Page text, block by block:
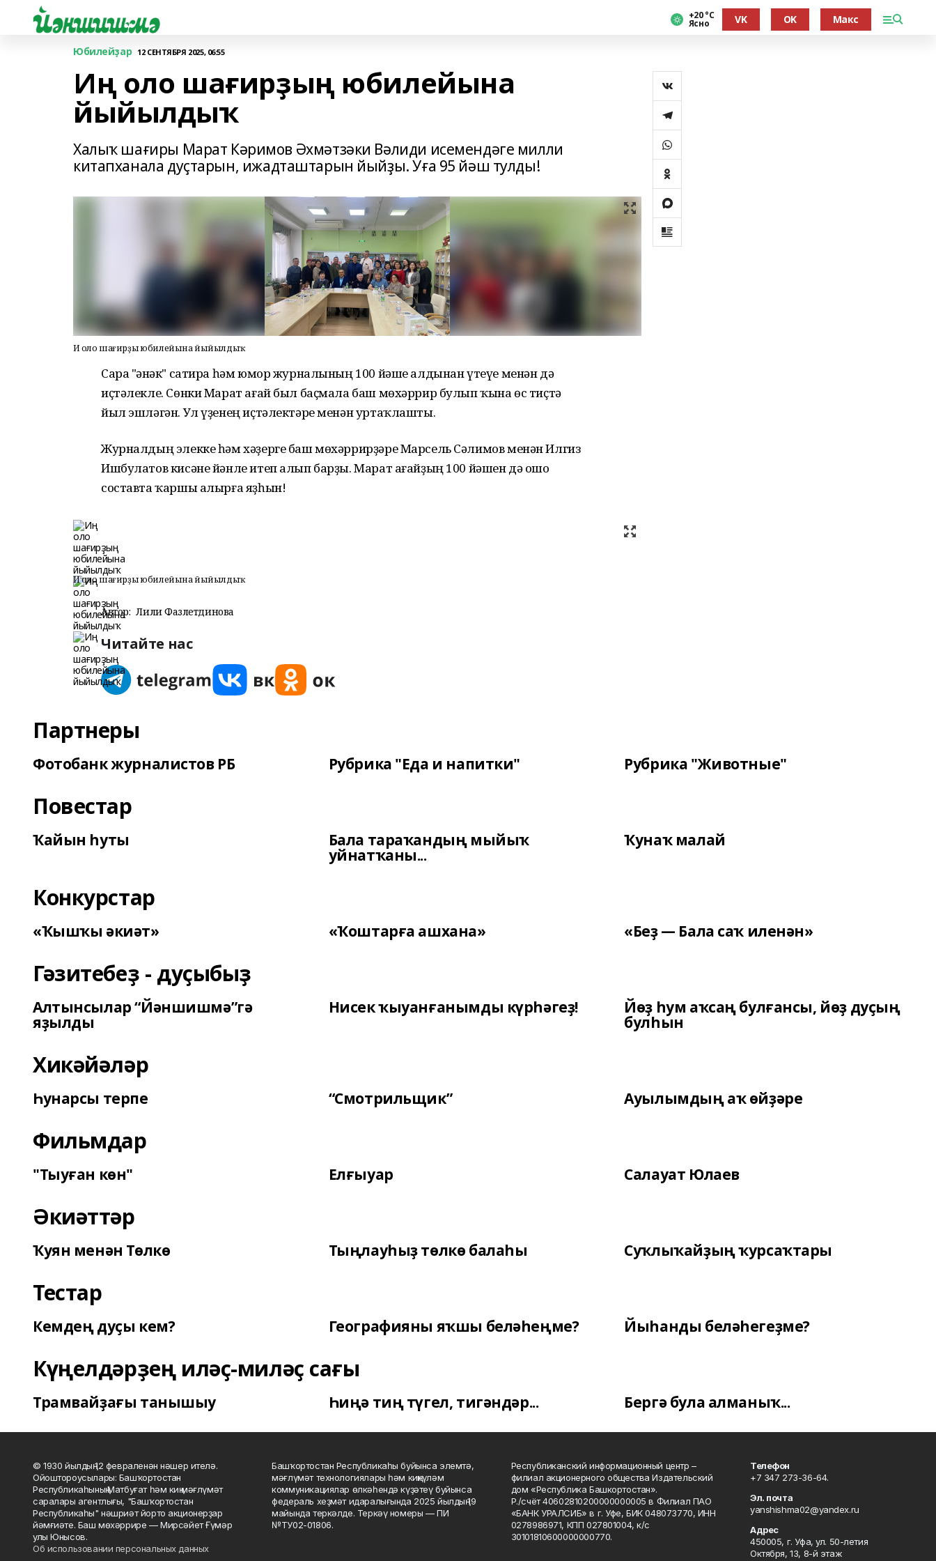
+20 °С
Ясно VK OK Макс
Юбилейҙар 12 СЕНТЯБРЯ 2025, 06:55
Иң оло шағирҙың юбилейына
йыйылдыҡ
Халыҡ шағиры Марат Кәримов Әхмәтзәки Вәлиди исемендәге милли
китапханала дуҫтарын, ижадташтарын йыйҙы. Уға 95 йәш тулды!
Иң оло шағирҙың юбилейына йыйылдыҡ
Сара "Һәнәк" сатира һәм юмор журналының 100 йәше алдынан үтеүе менән дә
иҫтәлекле. Сөнки Марат ағай был баҫмала баш мөхәррир булып ҡына өс тиҫтә
йыл эшләгән. Ул үҙенең иҫтәлектәре менән уртаҡлашты.
Журналдың элекке һәм хәҙерге баш мөхәррирҙәре Марсель Сәлимов менән Илгиз
Ишбулатов кисәне йәнле итеп алып барҙы. Марат ағайҙың 100 йәшен дә ошо
составта ҡаршы алырға яҙһын!
Иң оло шағирҙың юбилейына йыйылдыҡ
Автор: Лилиә Фазлетдинова
Читайте нас
Партнеры
Фотобанк журналистов РБ Рубрика "Еда и напитки" Рубрика "Животные"
Повестар
Ҡайын һуты Бала тараҡандың мыйыҡ
уйнатҡаны...
Ҡунаҡ малай
Конкурстар
«Ҡышҡы әкиәт» «Ҡоштарға ашхана» «Беҙ — Бала саҡ иленән»
Гәзитебеҙ - дуҫыбыҙ
Алтынсылар “Йәншишмә”гә
яҙылды
Нисек ҡыуанғанымды күрһәгеҙ! Йөҙ һум аҡсаң булғансы, йөҙ дуҫың
булһын
Хикәйәләр
Һунарсы терпе “Смотрильщик” Ауылымдың аҡ өйҙәре
Фильмдар
"Тыуған көн" Елғыуар Салауат Юлаев
Әкиәттәр
Ҡуян менән Төлкө Тыңлауһыҙ төлкө балаһы Суҡлыҡайҙың ҡурсаҡтары
Тестар
Кемдең дуҫы кем? Географияны яҡшы беләһеңме? Йыһанды беләһегеҙме?
Күңелдәрҙең иләҫ-миләҫ сағы
Трамвайҙағы танышыу Һиңә тиң түгел, тигәндәр... Бергә була алманыҡ...
© 1930 йылдың 12 февраленән нәшер ителә.
Ойоштороусылары: Башҡортостан
Республикаһының Матбуғат һәм киң мәғлүмәт
саралары агентлығы, "Башҡортостан
Республикаһы" нәшриәт йорто акционерҙар
йәмғиәте. Баш мөхәррире — Мирсәйет Ғүмәр
улы Юнысов.
Об использовании персональных данных
Башҡортостан Республикаһы буйынса элемтә,
мәғлүмәт технологиялары һәм киңкүләм
коммуникациялар өлкәһендә күҙәтеү буйынса
федераль хеҙмәт идаралығында 2025 йылдың 19
майында теркәлде. Теркәү номеры — ПИ
№ТУ02-01806.
Республиканский информационный центр –
филиал акционерного общества Издательский
дом «Республика Башкортостан».
Р./счёт 40602810200000000005 в Филиал ПАО
«БАНК УРАЛСИБ» в г. Уфе, БИК 048073770, ИНН
0278986971, КПП 027801004, к/с
30101810600000000770.
Телефон
+7 347 273-36-64.
Эл. почта
yanshishma02@yandex.ru
Адрес
450005, г. Уфа, ул. 50-летия
Октября, 13, 8-й этаж